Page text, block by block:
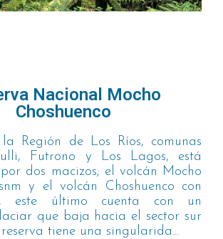
Nacional Mocho
Choshuenco
Región de Los Ríos, comunas
Futrono y Los Lagos, está
dos macizos; el volcán Mocho
y el volcán Choshuenco con
este último cuenta con un
que baja hacia el sector sur
tiene una singularida...